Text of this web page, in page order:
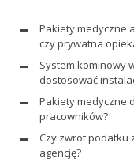
Pakiety medyczne
czy prywatna
System kominowy
dostosować
Pakiety medyczne
pracowników?
Czy zwrot podatku
agencję?